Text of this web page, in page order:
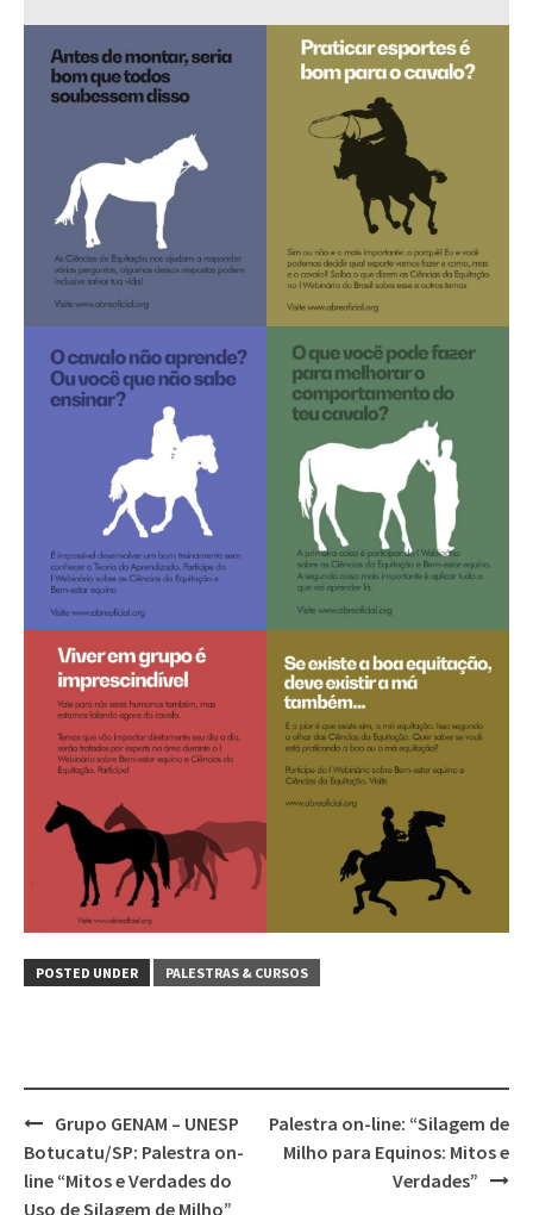
POSTED UNDER PALESTRAS & CURSOS
Post
navigation
Grupo GENAM – UNESP
Botucatu/SP: Palestra on-
line “Mitos e Verdades do
Uso de Silagem de Milho”
Palestra on-line: “Silagem de
Milho para Equinos: Mitos e
Verdades”